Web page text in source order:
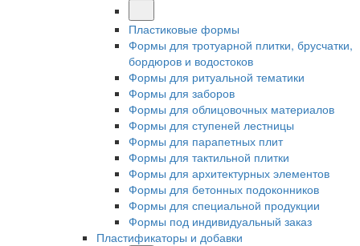
Пластиковые формы
Формы для тротуарной плитки, брусчатки,
бордюров и водостоков
Формы для ритуальной тематики
Формы для заборов
Формы для облицовочных материалов
Формы для ступеней лестницы
Формы для парапетных плит
Формы для тактильной плитки
Формы для архитектурных элементов
Формы для бетонных подоконников
Формы для специальной продукции
Формы под индивидуальный заказ
Пластификаторы и добавки